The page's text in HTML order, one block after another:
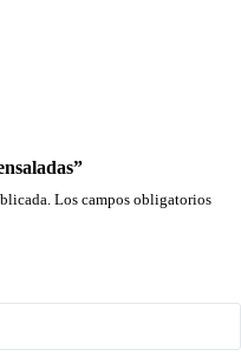
Los campos obligatorios